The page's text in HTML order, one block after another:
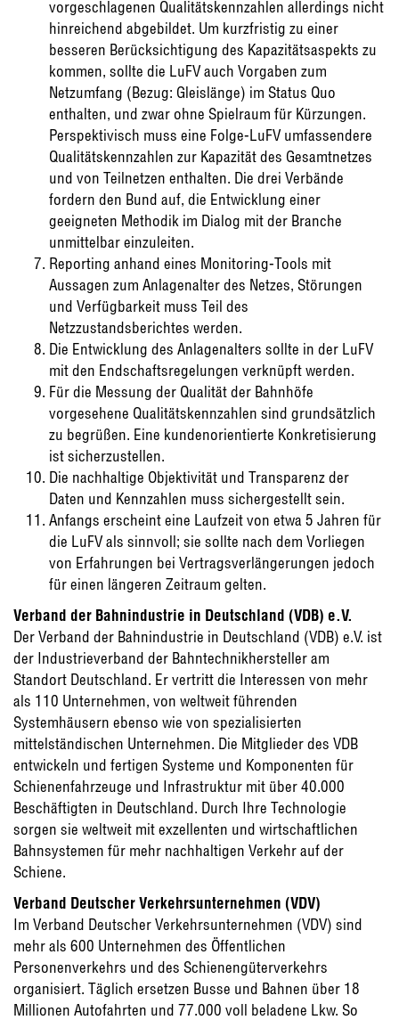
vorgeschlagenen Qualitätskennzahlen allerdings nicht
hinreichend abgebildet. Um kurzfristig zu einer
besseren Berücksichtigung des Kapazitätsaspekts zu
kommen, sollte die LuFV auch Vorgaben zum
Netzumfang (Bezug: Gleislänge) im Status Quo
enthalten, und zwar ohne Spielraum für Kürzungen.
Perspektivisch muss eine Folge-LuFV umfassendere
Qualitätskennzahlen zur Kapazität des Gesamtnetzes
und von Teilnetzen enthalten. Die drei Verbände
fordern den Bund auf, die Entwicklung einer
geeigneten Methodik im Dialog mit der Branche
unmittelbar einzuleiten.
Reporting anhand eines Monitoring-Tools mit
Aussagen zum Anlagenalter des Netzes, Störungen
und Verfügbarkeit muss Teil des
Netzzustandsberichtes werden.
Die Entwicklung des Anlagenalters sollte in der LuFV
mit den Endschaftsregelungen verknüpft werden.
Für die Messung der Qualität der Bahnhöfe
vorgesehene Qualitätskennzahlen sind grundsätzlich
zu begrüßen. Eine kundenorientierte Konkretisierung
ist sicherzustellen.
Die nachhaltige Objektivität und Transparenz der
Daten und Kennzahlen muss sichergestellt sein.
Anfangs erscheint eine Laufzeit von etwa 5 Jahren für
die LuFV als sinnvoll; sie sollte nach dem Vorliegen
von Erfahrungen bei Vertragsverlängerungen jedoch
für einen längeren Zeitraum gelten.
Verband der Bahnindustrie in Deutschland (VDB) e.V.
Der Verband der Bahnindustrie in Deutschland (VDB) e.V. ist
der Industrieverband der Bahntechnikhersteller am
Standort Deutschland. Er vertritt die Interessen von mehr
als 110 Unternehmen, von weltweit führenden
Systemhäusern ebenso wie von spezialisierten
mittelständischen Unternehmen. Die Mitglieder des VDB
entwickeln und fertigen Systeme und Komponenten für
Schienenfahrzeuge und Infrastruktur mit über 40.000
Beschäftigten in Deutschland. Durch Ihre Technologie
sorgen sie weltweit mit exzellenten und wirtschaftlichen
Bahnsystemen für mehr nachhaltigen Verkehr auf der
Schiene.
Verband Deutscher Verkehrsunternehmen (VDV)
Im Verband Deutscher Verkehrsunternehmen (VDV) sind
mehr als 600 Unternehmen des Öffentlichen
Personenverkehrs und des Schienengüterverkehrs
organisiert. Täglich ersetzen Busse und Bahnen über 18
Millionen Autofahrten und 77.000 voll beladene Lkw. So